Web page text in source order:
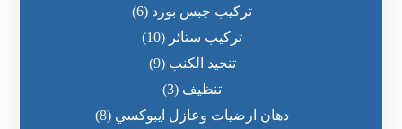
تركيب جبس بورد (6)
تركيب ستائر (10)
تنجيد الكنب (9)
تنظيف (3)
دهان ارضيات وعازل ايبوكسي (8)